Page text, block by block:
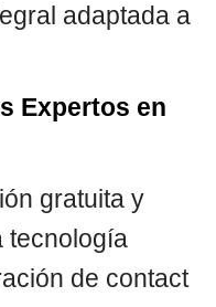
adaptada a
Expertos en
gratuita y
tecnología
de contact